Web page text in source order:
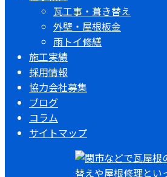
瓦工事・葺き替え
外壁・屋根板金
雨トイ修繕
施工実績
採用情報
協力会社募集
ブログ
コラム
サイトマップ